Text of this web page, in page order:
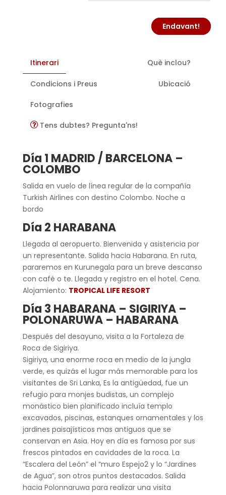
Endavant!
Itinerari Què inclou?
Condicions i Preus Ubicació
Fotografies
Tens dubtes? Pregunta'ns!
Día 1 MADRID / BARCELONA –
COLOMBO
Salida en vuelo de línea regular de la compañía
Turkish Airlines con destino Colombo. Noche a
bordo
Día 2 HARABANA
Llegada al aeropuerto. Bienvenida y asistencia por
un representante. Salida hacia Habarana. En ruta,
pararemos en Kurunegala para un breve descanso
con café o te. Llegada y registro en el hotel. Cena.
Alojamiento: TROPICAL LIFE RESORT
Día 3 HABARANA – SIGIRIYA –
POLONARUWA – HABARANA
Después del desayuno, visita a la Fortaleza de
Roca de Sigiriya.
Sigiriya, una enorme roca en medio de la jungla
verde, es quizás el lugar más memorable para los
visitantes de Sri Lanka, Es la antigüedad, fue un
refugio para monjes budistas, un complejo
monástico bien planificado incluía templo
excavados, piscinas, estanques ornamentales y los
jardines paisajísticos mas antiguos que se
conservan en Asia. Hoy en día es famosa por sus
frescos pintados en cavidades de la roca. La
“Escalera del León” el “muro Espejo2 y lo “Jardines
de Agua”, son otros puntos destacados. Salida
hacia Polonnaruwa para realizar una visita